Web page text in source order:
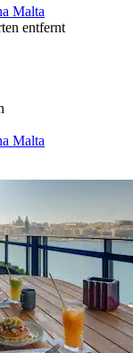
Malta
entfernt
Malta